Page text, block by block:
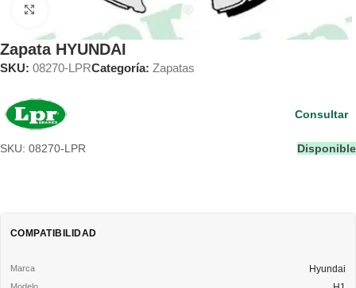
Clic para ampliar
Zapata HYUNDAI
SKU: 08270-LPRCategoría: Zapatas
SKU: 08270-LPR Disponible
Consultar
COMPATIBILIDAD
Hyundai